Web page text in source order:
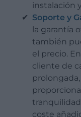
instalación
Soporte y
la garantía
también
el precio.
cliente de
coste